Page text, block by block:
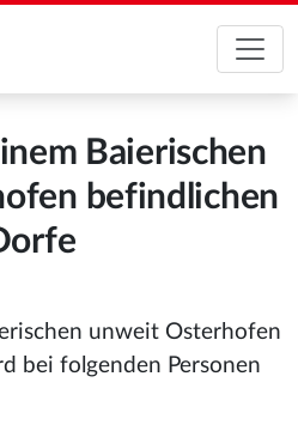
Baierischen
befindlichen
unweit Osterhofen
bei folgenden Personen